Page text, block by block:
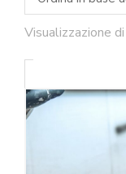
Visualizzazione